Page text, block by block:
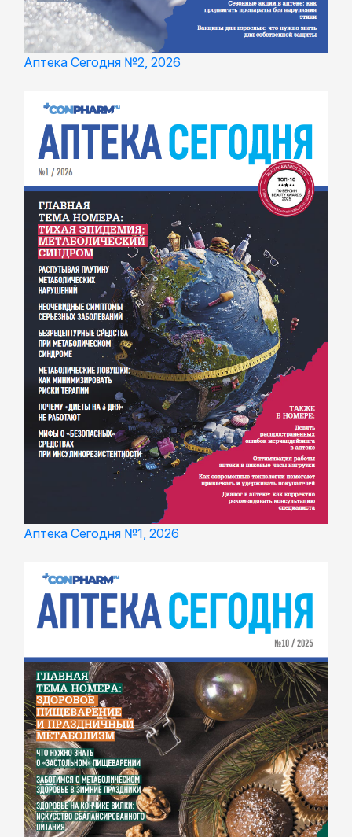
Аптека Сегодня №2, 2026
Аптека Сегодня №1, 2026